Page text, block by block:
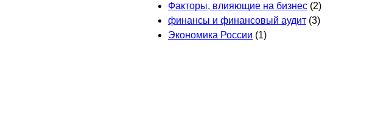
Факторы, влияющие на бизнес (2)
финансы и финансовый аудит (3)
Экономика России (1)